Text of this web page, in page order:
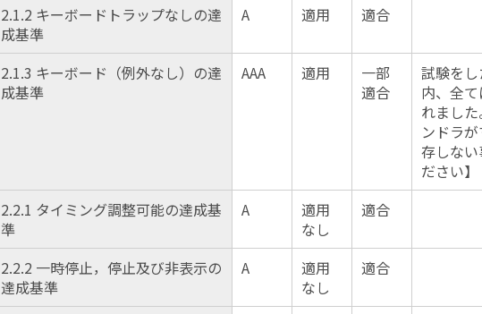
2.1.2 キーボードトラップなしの達
成基準
A 適用 適合
2.1.3 キーボード（例外なし）の達
成基準
AAA 適用
一部
適合
試験を
内、全
れまし
ンドラ
存しない
ださい】
2.2.1 タイミング調整可能の達成基
準
A
適用
なし
適合
2.2.2 一時停止，停止及び非表示の
達成基準
A
適用
なし
適合